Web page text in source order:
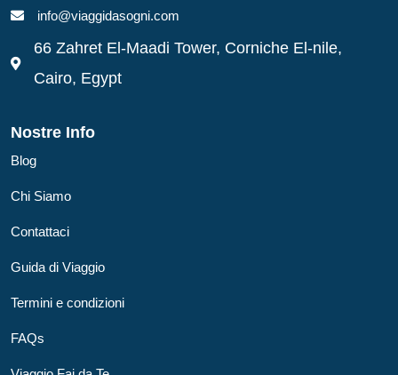
info@viaggidasogni.com
66 Zahret El-Maadi Tower, Corniche El-nile,
Cairo, Egypt
Nostre Info
Blog
Chi Siamo
Contattaci
Guida di Viaggio
Termini e condizioni
FAQs